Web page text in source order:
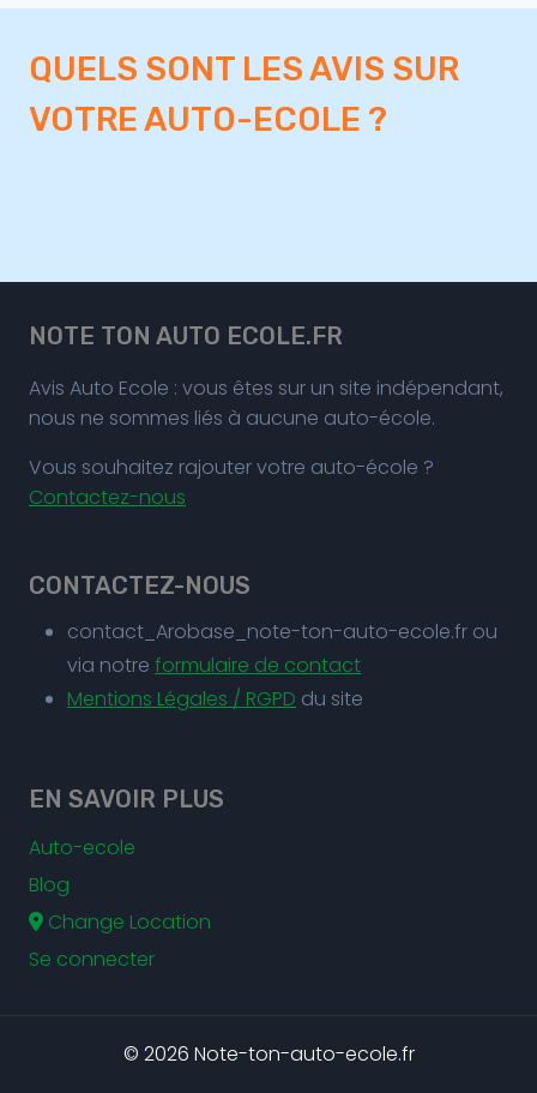
QUELS SONT LES AVIS SUR
VOTRE AUTO-ECOLE ?
NOTE TON AUTO ECOLE.FR
Avis Auto Ecole : vous êtes sur un site indépendant,
nous ne sommes liés à aucune auto-école.
Vous souhaitez rajouter votre auto-école ?
Contactez-nous
CONTACTEZ-NOUS
contact_Arobase_note-ton-auto-ecole.fr ou
via notre formulaire de contact
Mentions Légales / RGPD du site
EN SAVOIR PLUS
Auto-ecole
Blog
Change Location
Se connecter
© 2026 Note-ton-auto-ecole.fr